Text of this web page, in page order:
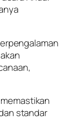
standar